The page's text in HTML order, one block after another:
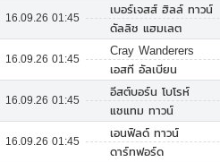
16.09.26 01:45
เบอร์เจสส์ ฮิลล์ ทาวน์
ดัลลิช แฮมเลต
16.09.26 01:45
Cray Wanderers
เอสที อัลเบียน
16.09.26 01:45
อีสต์บอร์น โบโรห์
แชแทม ทาวน์
16.09.26 01:45
เอนฟิลด์ ทาวน์
ดาร์ทฟอร์ด